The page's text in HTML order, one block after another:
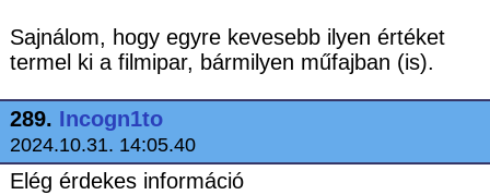
Sajnálom, hogy egyre kevesebb ilyen értéket
termel ki a filmipar, bármilyen műfajban (is).
289. Incogn1to
2024.10.31. 14:05.40
Elég érdekes információ